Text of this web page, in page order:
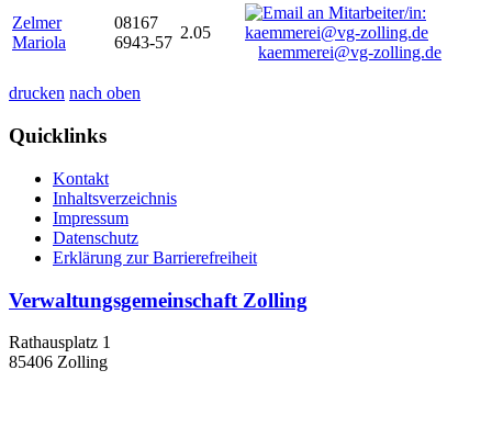
Zelmer
Mariola
08167
6943-57
2.05
kaemmerei@vg-zolling.de
drucken nach oben
Quicklinks
Kontakt
Inhaltsverzeichnis
Impressum
Datenschutz
Erklärung zur Barrierefreiheit
Verwaltungsgemeinschaft Zolling
Rathausplatz 1
85406 Zolling